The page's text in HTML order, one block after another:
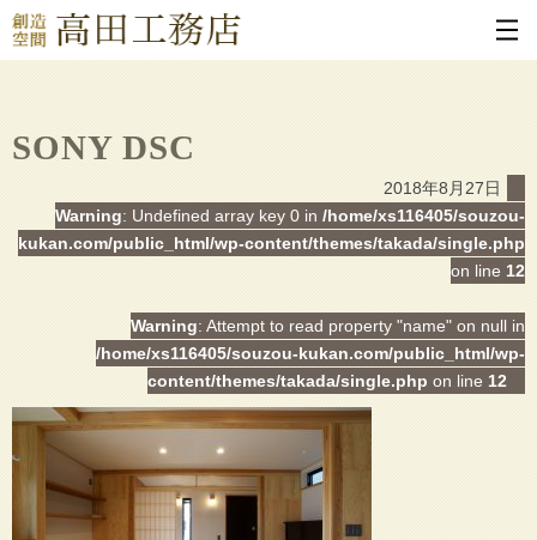
SONY DSC
2018年8月27日
Warning: Undefined array key 0 in /home/xs116405/souzou-
kukan.com/public_html/wp-content/themes/takada/single.php
on line 12
Warning: Attempt to read property "name" on null in
/home/xs116405/souzou-kukan.com/public_html/wp-
content/themes/takada/single.php on line 12